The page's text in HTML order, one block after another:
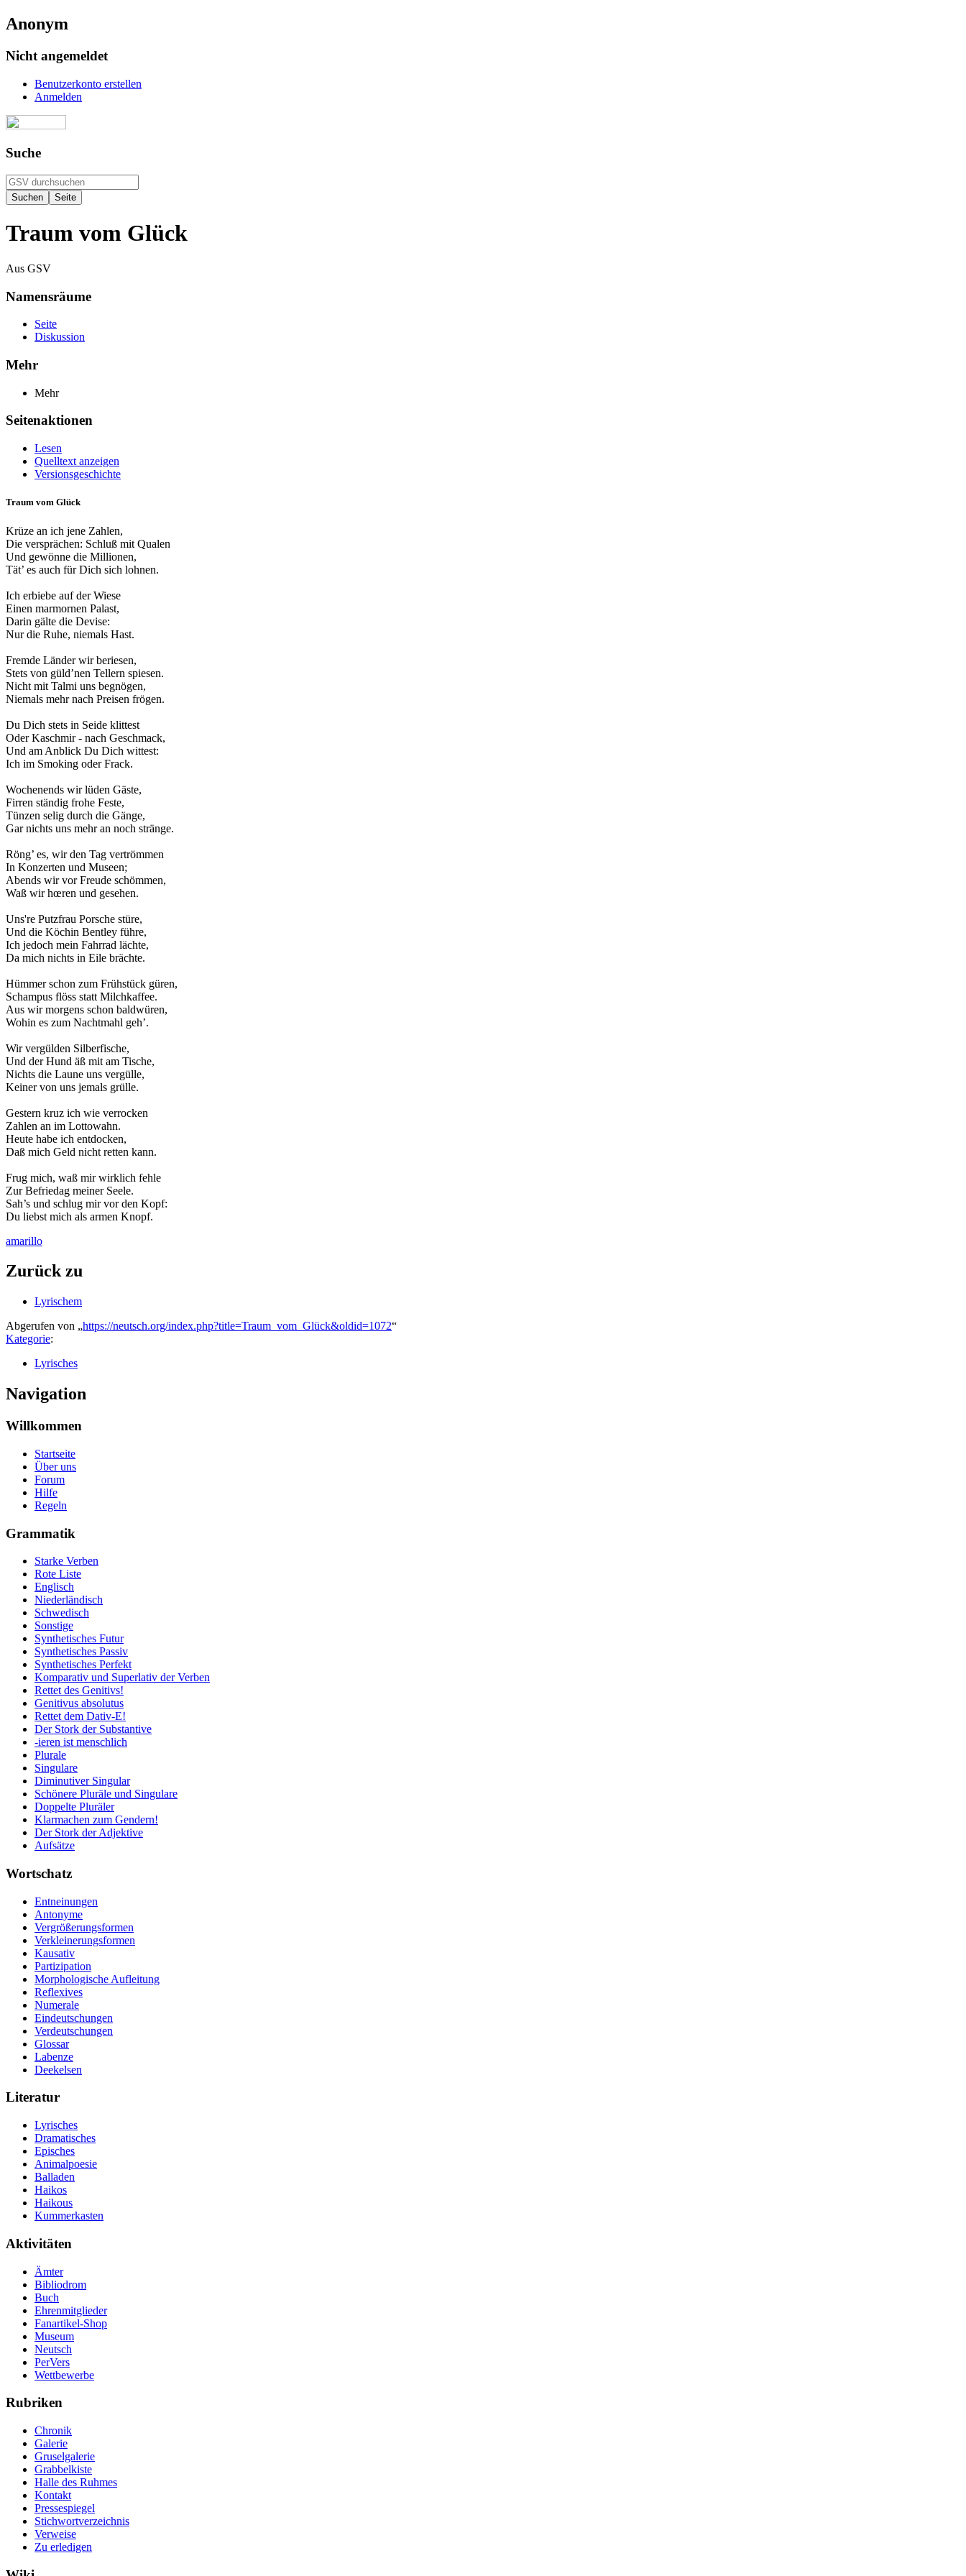
Anonym
Nicht angemeldet
Benutzerkonto erstellen
Anmelden
Suche
Traum vom Glück
Aus GSV
Namensräume
Seite
Diskussion
Mehr
Mehr
Seitenaktionen
Lesen
Quelltext anzeigen
Versionsgeschichte
Traum vom Glück
Krüze an ich jene Zahlen,
Die versprächen: Schluß mit Qualen
Und gewönne die Millionen,
Tät’ es auch für Dich sich lohnen.
Ich erbiebe auf der Wiese
Einen marmornen Palast,
Darin gälte die Devise:
Nur die Ruhe, niemals Hast.
Fremde Länder wir beriesen,
Stets von güld’nen Tellern spiesen.
Nicht mit Talmi uns begnögen,
Niemals mehr nach Preisen frögen.
Du Dich stets in Seide klittest
Oder Kaschmir - nach Geschmack,
Und am Anblick Du Dich wittest:
Ich im Smoking oder Frack.
Wochenends wir lüden Gäste,
Firren ständig frohe Feste,
Tünzen selig durch die Gänge,
Gar nichts uns mehr an noch stränge.
Röng’ es, wir den Tag vertrömmen
In Konzerten und Museen;
Abends wir vor Freude schömmen,
Waß wir hœren und gesehen.
Uns're Putzfrau Porsche stüre,
Und die Köchin Bentley führe,
Ich jedoch mein Fahrrad lächte,
Da mich nichts in Eile brächte.
Hümmer schon zum Frühstück güren,
Schampus flöss statt Milchkaffee.
Aus wir morgens schon baldwüren,
Wohin es zum Nachtmahl geh’.
Wir vergülden Silberfische,
Und der Hund äß mit am Tische,
Nichts die Laune uns vergülle,
Keiner von uns jemals grülle.
Gestern kruz ich wie verrocken
Zahlen an im Lottowahn.
Heute habe ich entdocken,
Daß mich Geld nicht retten kann.
Frug mich, waß mir wirklich fehle
Zur Befriedag meiner Seele.
Sah’s und schlug mir vor den Kopf:
Du liebst mich als armen Knopf.
amarillo
Zurück zu
Lyrischem
Abgerufen von „https://neutsch.org/index.php?title=Traum_vom_Glück&oldid=1072“
Kategorie:
Lyrisches
Navigation
Willkommen
Startseite
Über uns
Forum
Hilfe
Regeln
Grammatik
Starke Verben
Rote Liste
Englisch
Niederländisch
Schwedisch
Sonstige
Synthetisches Futur
Synthetisches Passiv
Synthetisches Perfekt
Komparativ und Superlativ der Verben
Rettet des Genitivs!
Genitivus absolutus
Rettet dem Dativ-E!
Der Stork der Substantive
-ieren ist menschlich
Plurale
Singulare
Diminutiver Singular
Schönere Pluräle und Singulare
Doppelte Pluräler
Klarmachen zum Gendern!
Der Stork der Adjektive
Aufsätze
Wortschatz
Entneinungen
Antonyme
Vergrößerungsformen
Verkleinerungsformen
Kausativ
Partizipation
Morphologische Aufleitung
Reflexives
Numerale
Eindeutschungen
Verdeutschungen
Glossar
Labenze
Deekelsen
Literatur
Lyrisches
Dramatisches
Episches
Animalpoesie
Balladen
Haikos
Haikous
Kummerkasten
Aktivitäten
Ämter
Bibliodrom
Buch
Ehrenmitglieder
Fanartikel-Shop
Museum
Neutsch
PerVers
Wettbewerbe
Rubriken
Chronik
Galerie
Gruselgalerie
Grabbelkiste
Halle des Ruhmes
Kontakt
Pressespiegel
Stichwortverzeichnis
Verweise
Zu erledigen